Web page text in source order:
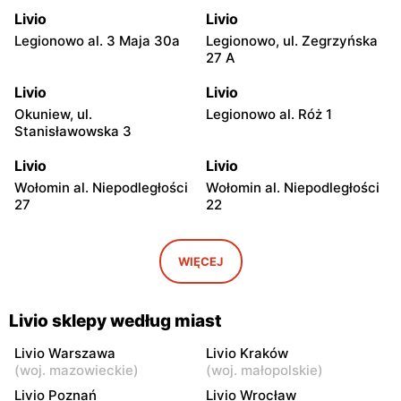
Livio
Legionowo al. 3 Maja 30a
Livio
Legionowo, ul. Zegrzyńska
27 A
Livio
Okuniew, ul.
Stanisławowska 3
Livio
Legionowo al. Róż 1
Livio
Wołomin al. Niepodległości
27
Livio
Wołomin al. Niepodległości
22
Otwock, ul. Warszawska
Livio
Otwock, ul. Wawerska 10
Livio
Wołomin, ul. Szosa
Jadowska 14B
Livio
Batorego 34
Livio Livio
WIĘCEJ
Livio sklepy według miast
Livio Warszawa
(woj. mazowieckie)
Livio Kraków
(woj. małopolskie)
Livio Poznań
Livio Wrocław